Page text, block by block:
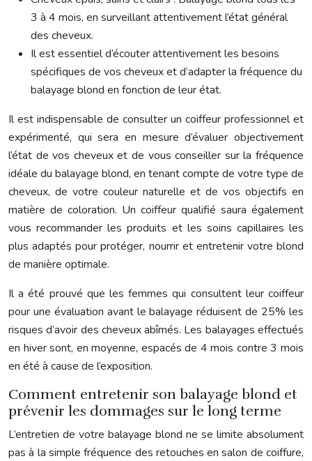
3 à 4 mois, en surveillant attentivement l’état général
des cheveux.
Il est essentiel d’écouter attentivement les besoins
spécifiques de vos cheveux et d’adapter la fréquence du
balayage blond en fonction de leur état.
Il est indispensable de consulter un coiffeur professionnel et
expérimenté, qui sera en mesure d’évaluer objectivement
l’état de vos cheveux et de vous conseiller sur la fréquence
idéale du balayage blond, en tenant compte de votre type de
cheveux, de votre couleur naturelle et de vos objectifs en
matière de coloration. Un coiffeur qualifié saura également
vous recommander les produits et les soins capillaires les
plus adaptés pour protéger, nourrir et entretenir votre blond
de manière optimale.
Il a été prouvé que les femmes qui consultent leur coiffeur
pour une évaluation avant le balayage réduisent de 25% les
risques d’avoir des cheveux abîmés. Les balayages effectués
en hiver sont, en moyenne, espacés de 4 mois contre 3 mois
en été à cause de l’exposition.
Comment entretenir son balayage blond et
prévenir les dommages sur le long terme
L’entretien de votre balayage blond ne se limite absolument
pas à la simple fréquence des retouches en salon de coiffure,